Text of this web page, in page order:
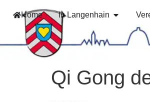
Home In Langenhain
Qi Gong